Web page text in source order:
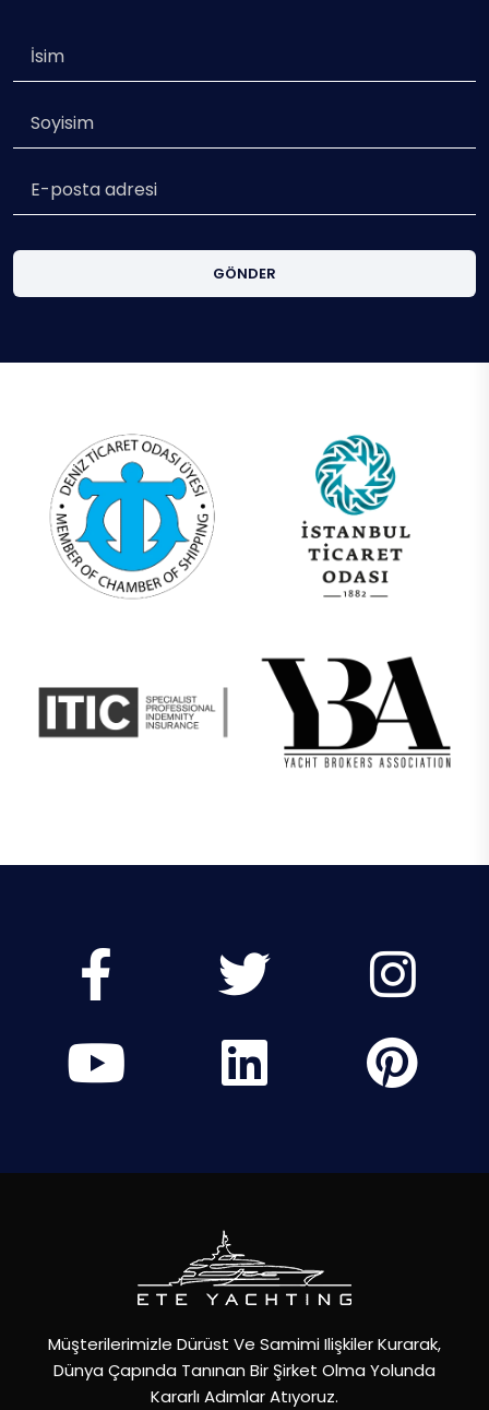
GÖNDER
Müşterilerimizle Dürüst Ve Samimi Ilişkiler Kurarak,
Dünya Çapında Tanınan Bir Şirket Olma Yolunda
Kararlı Adımlar Atıyoruz.